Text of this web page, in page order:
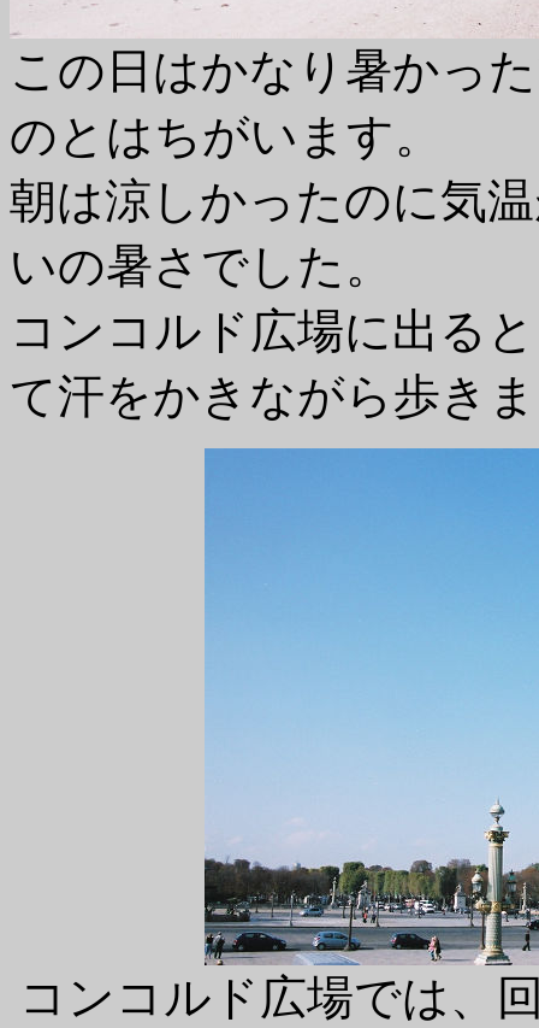
この日はかなり暑かっ
のとはちがいます。
朝は涼しかったのに気
いの暑さでした。
コンコルド広場に出る
て汗をかきながら歩き
コンコルド広場では、